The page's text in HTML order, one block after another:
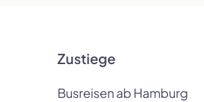
Zustiege
Busreisen ab Hamburg